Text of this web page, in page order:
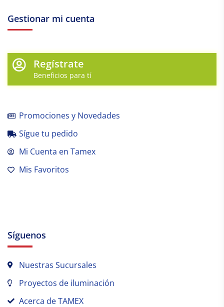
Gestionar mi cuenta
Regístrate
Beneficios para tí
Promociones y Novedades
Sígue tu pedido
Mi Cuenta en Tamex
Mis Favoritos
Síguenos
Nuestras Sucursales
Proyectos de iluminación
Acerca de TAMEX